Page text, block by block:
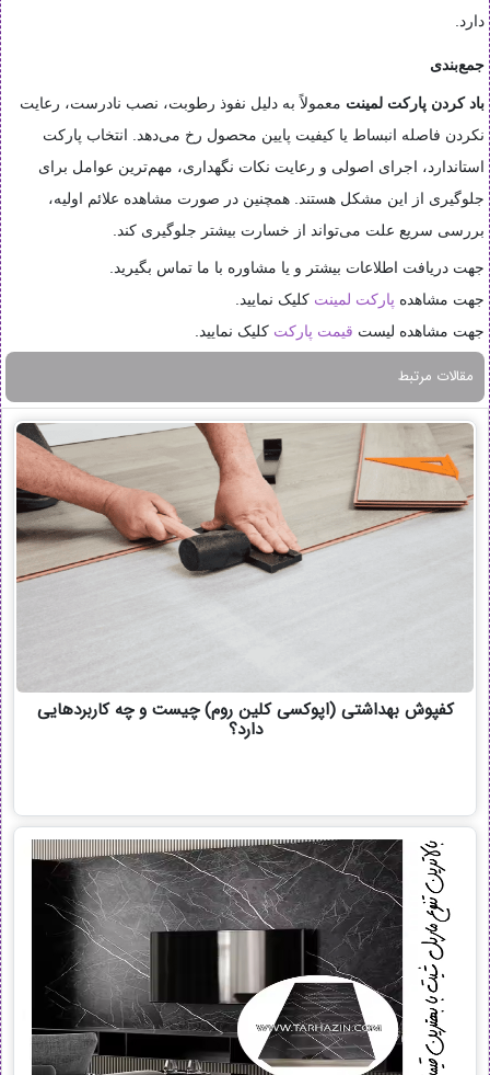
دارد.
جمع‌بندی
باد کردن پارکت لمینت معمولاً به دلیل نفوذ رطوبت، نصب نادرست، رعایت
نکردن فاصله انبساط یا کیفیت پایین محصول رخ می‌دهد. انتخاب پارکت
استاندارد، اجرای اصولی و رعایت نکات نگهداری، مهم‌ترین عوامل برای
جلوگیری از این مشکل هستند. همچنین در صورت مشاهده علائم اولیه،
بررسی سریع علت می‌تواند از خسارت بیشتر جلوگیری کند.
جهت دریافت اطلاعات بیشتر و یا مشاوره با ما تماس بگیرید.
جهت مشاهده پارکت لمینت کلیک نمایید.
جهت مشاهده لیست قیمت پارکت کلیک نمایید.
مقالات مرتبط
کفپوش بهداشتی (اپوکسی کلین روم) چیست و چه کاربردهایی
دارد؟